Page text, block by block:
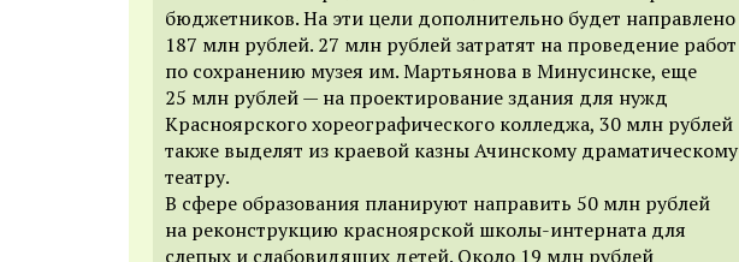
бюджетников. На эти цели дополнительно будет направлено
187 млн рублей. 27 млн рублей затратят на проведение работ
по сохранению музея им. Мартьянова в Минусинске, еще
25 млн рублей — на проектирование здания для нужд
Красноярского хореографического колледжа, 30 млн рублей
также выделят из краевой казны Ачинскому драматическому
театру.
В сфере образования планируют направить 50 млн рублей
на реконструкцию красноярской школы-интерната для
слепых и слабовидящих детей. Около 19 млн рублей